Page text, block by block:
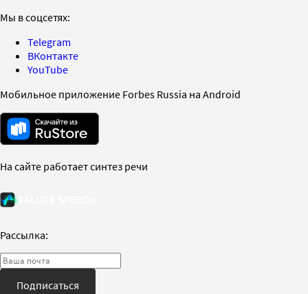
Мы в соцсетях:
Telegram
ВКонтакте
YouTube
Мобильное приложение Forbes Russia на Android
На сайте работает синтез речи
Рассылка:
Подписаться